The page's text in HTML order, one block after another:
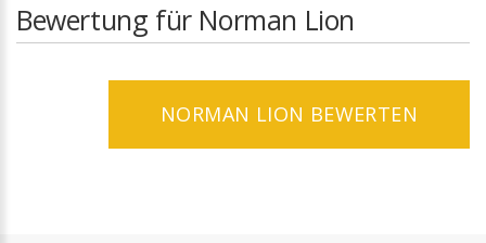
Bewertung für Norman Lion
NORMAN LION BEWERTEN